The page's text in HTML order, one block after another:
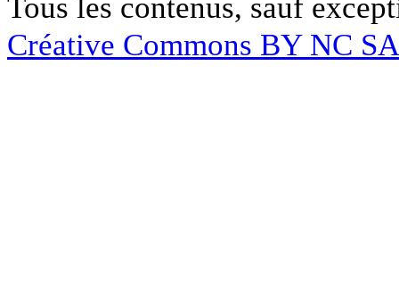
Tous les contenus, sauf
Créative Commons BY NC SA